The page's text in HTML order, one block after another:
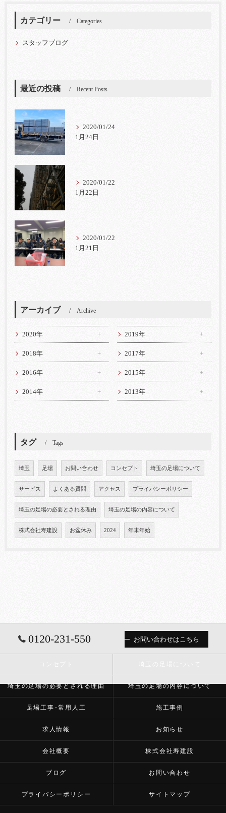
カテゴリー Categories
スタッフブログ
最近の投稿 Recent Posts
2020/01/24
1月24日
2020/01/22
1月22日
2020/01/22
1月21日
アーカイブ Archive
2020年 2019年
2018年 2017年
2016年 2015年
2014年 2013年
タグ Tags
埼玉 足場 お問い合わせ コンセプト 埼玉の足場について
サービス よくある質問 アクセス プライバシーポリシー
埼玉の足場の必要とされる理由 埼玉の足場の内容について
株式会社寿建設 お盆休み 2024 年末年始
0120-231-550 お問い合わせはこちら
埼玉の足場の必要とされる理由 埼玉の足場の内容について
足場工事･常用人工 施工事例
求人情報 お知らせ
会社概要 株式会社寿建設
ブログ お問い合わせ
プライバシーポリシー サイトマップ